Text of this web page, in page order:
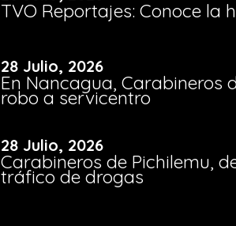
TVO Reportajes: Conoce la
28 Julio, 2026
En Nancagua, Carabineros
robo a servicentro
28 Julio, 2026
Carabineros de Pichilemu,
tráfico de drogas